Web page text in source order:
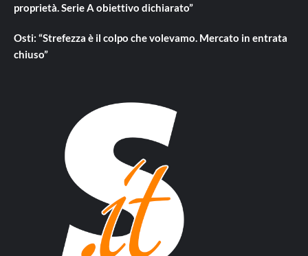
proprietà. Serie A obiettivo dichiarato”
Osti: “Strefezza è il colpo che volevamo. Mercato in entrata
chiuso”